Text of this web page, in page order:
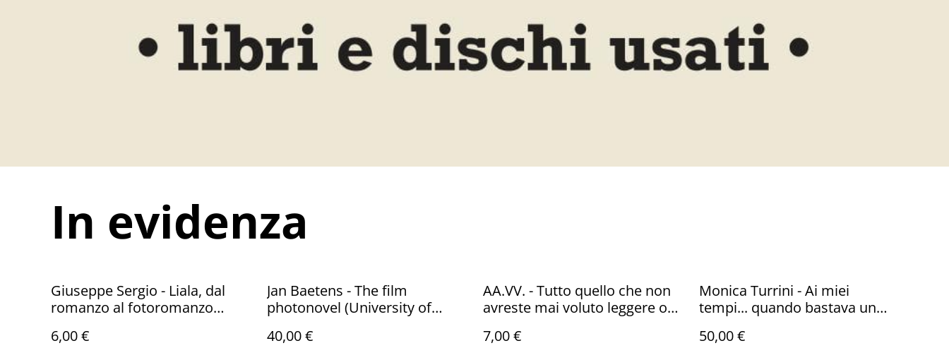
In evidenza
Giuseppe Sergio - Liala, dal
romanzo al fotoromanzo
6,00 €
Jan Baetens - The film
photonovel (University of
40,00 €
AA.VV. - Tutto quello che non
avreste mai voluto leggere o
(Comma 22, Bologna 2021 - 1a
7,00 €
Monica Turrini - Ai miei
tempi... quando bastava un
sognare... (Topilio, 2011 - 1a
50,00 €